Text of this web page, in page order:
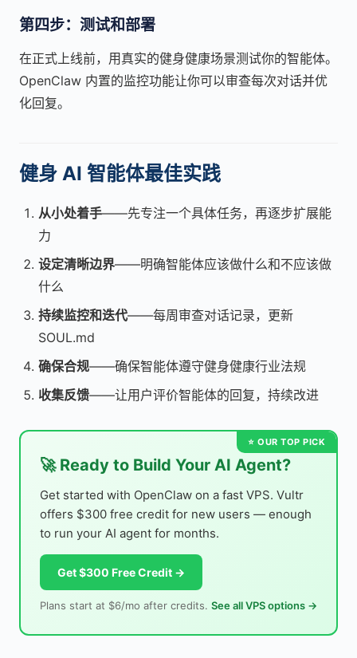
第四步：测试和部署
在正式上线前，用真实的健身健康场景测试你的智能体。
OpenClaw 内置的监控功能让你可以审查每次对话并优
化回复。
健身 AI 智能体最佳实践
从小处着手——先专注一个具体任务，再逐步扩展能
力
设定清晰边界——明确智能体应该做什么和不应该做
什么
持续监控和迭代——每周审查对话记录，更新
SOUL.md
确保合规——确保智能体遵守健身健康行业法规
收集反馈——让用户评价智能体的回复，持续改进
🚀 Ready to Build Your AI Agent?
Get started with OpenClaw on a fast VPS. Vultr
offers $300 free credit for new users — enough
to run your AI agent for months.
Get $300 Free Credit →
Plans start at $6/mo after credits. See all VPS options →